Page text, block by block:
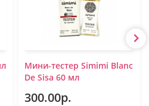
Мини-тестер Simimi Blanc
De Sisa 60 мл
300.00р.